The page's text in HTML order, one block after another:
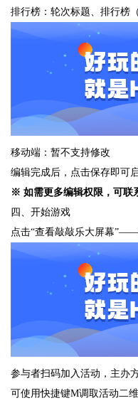
排行榜：轮次标题、排行榜
移动端：暂不支持修改
编辑完成后，点击保存即可
※ 如需更多编辑权限，可联
四、开始游戏
点击“查看敲敲乐大屏幕
参与者扫码加入活动，主办
可使用快捷键M调取活动二